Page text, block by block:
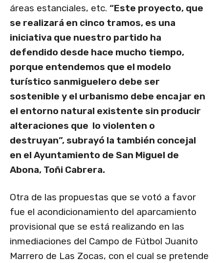
áreas estanciales, etc. “Este proyecto, que
se realizará en cinco tramos, es una
iniciativa que nuestro partido ha
defendido desde hace mucho tiempo,
porque entendemos que el modelo
turístico sanmiguelero debe ser
sostenible y el urbanismo debe encajar en
el entorno natural existente sin producir
alteraciones que lo violenten o
destruyan”, subrayó la también concejal
en el Ayuntamiento de San Miguel de
Abona, Toñi Cabrera.
Otra de las propuestas que se votó a favor
fue el acondicionamiento del aparcamiento
provisional que se está realizando en las
inmediaciones del Campo de Fútbol Juanito
Marrero de Las Zocas, con el cual se pretende